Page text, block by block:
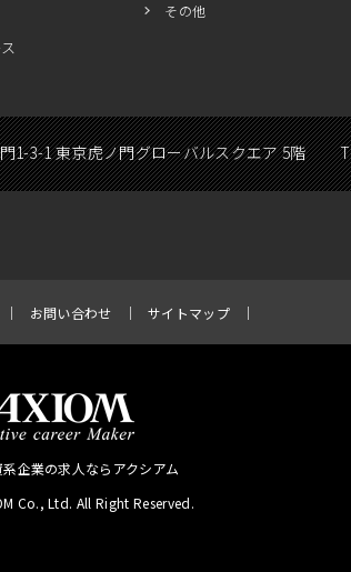
その他
1-3-1 東京虎ノ門グローバルスクエア 5階
お問い合わせ サイトマップ
企業の求人ならアクシアム
Co., Ltd. All Right Reserved.